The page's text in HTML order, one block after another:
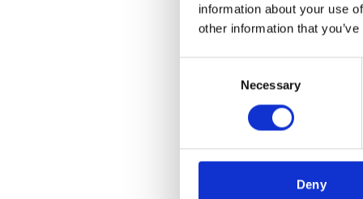
information about your use
other information that
Necessary
Deny